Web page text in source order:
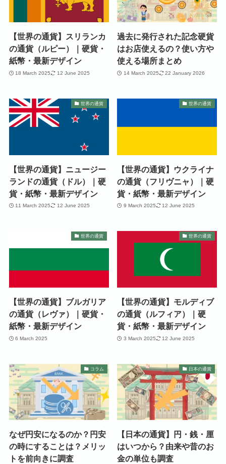
【世界の通貨】スリランカ
の通貨（ルピー）｜硬貨・
紙幣・最新デザイン
18 March 2025 12 June 2025
過去に発行された記念硬貨
はお店使えるの？使い方や
使える場所まとめ
14 March 2025 22 January 2026
世界の通貨
【世界の通貨】ニュージー
ランドの通貨（ドル）｜硬
貨・紙幣・最新デザイン
11 March 2025 12 June 2025
世界の通貨
【世界の通貨】ウクライナ
の通貨（フリヴニャ）｜硬
貨・紙幣・最新デザイン
9 March 2025 12 June 2025
世界の通貨
【世界の通貨】ブルガリア
の通貨（レヴァ）｜硬貨・
紙幣・最新デザイン
6 March 2025
世界の通貨
【世界の通貨】モルディブ
の通貨（ルフィア）｜硬
貨・紙幣・最新デザイン
3 March 2025 12 June 2025
コラム
なぜ円安になるのか？円安
の時にすることは？メリッ
トを前向きに調査
日本の通貨
【日本の通貨】円・銭・厘
はいつから？由来や昔のお
金の単位も調査